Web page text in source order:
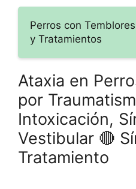
Perros con
y Tratamientos
Ataxia en
por
Intoxicación,
Vestibular 🔴
Tratamiento